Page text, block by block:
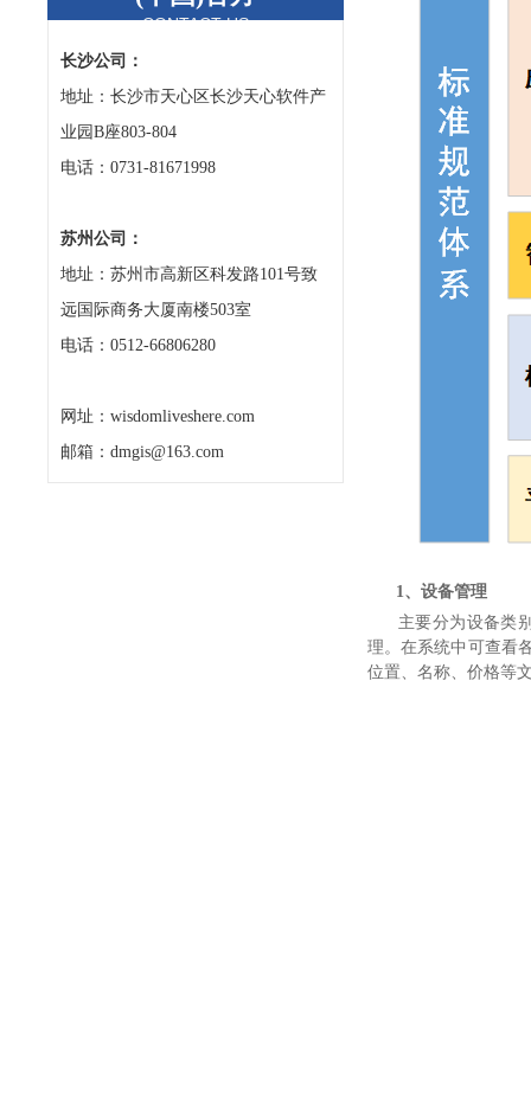
CONTACT US
长沙公司：
地址：长沙市天心区长沙天心软件产
业园B座803-804
电话：0731-81671998
苏州公司：
地址：苏州市高新区科发路101号致
远国际商务大厦南楼503室
电话：0512-66806280
网址：wisdomliveshere.com
邮箱：dmgis@163.com
1、设备管理
主要分为设备类别
理。在系统中可查看
位置、名称、价格等